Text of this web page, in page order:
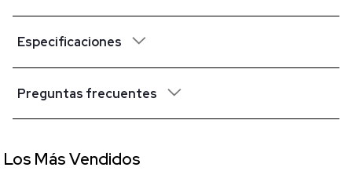
Especificaciones
Preguntas frecuentes
Los Más Vendidos